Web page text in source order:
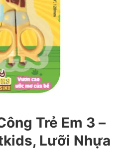
Trẻ Em 3 –
Lưỡi Nhựa